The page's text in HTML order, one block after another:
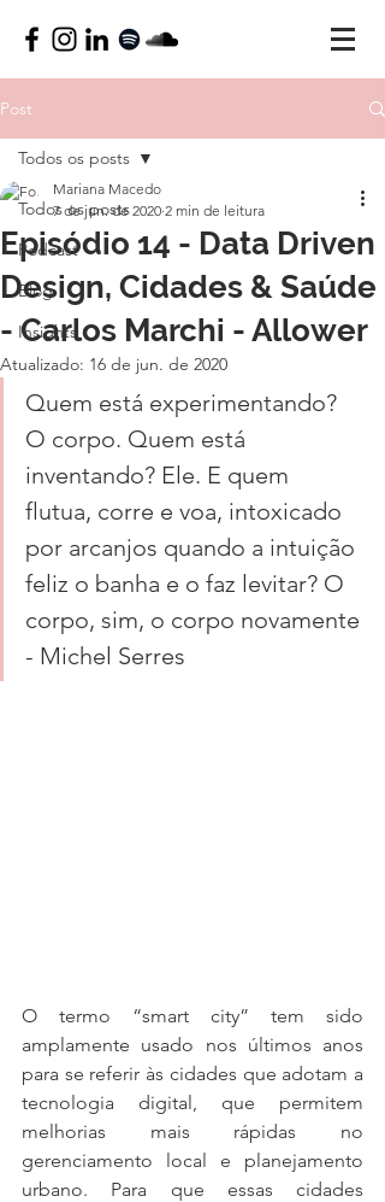
Post
Todos os posts
Podcast
Blog
Insights
Todos os posts
Episódio 14 - Data Driven
Design, Cidades & Saúde
- Carlos Marchi - Allower
Mariana Macedo
7 de jun. de 2020 2 min de leitura
Atualizado: 16 de jun. de 2020
Quem está experimentando?
O corpo. Quem está
inventando? Ele. E quem
flutua, corre e voa, intoxicado
por arcanjos quando a intuição
feliz o banha e o faz levitar? O
corpo, sim, o corpo novamente
- Michel Serres
O termo “smart city” tem sido
amplamente usado nos últimos anos
para se referir às cidades que adotam a
tecnologia digital, que permitem
melhorias mais rápidas no
gerenciamento local e planejamento
urbano. Para que essas cidades